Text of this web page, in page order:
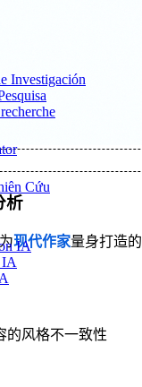
Investigación
Cứu
IA
IA
析
现代作家量身打造的
的风格不一致性